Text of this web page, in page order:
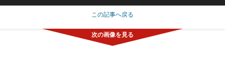
この記事へ戻る